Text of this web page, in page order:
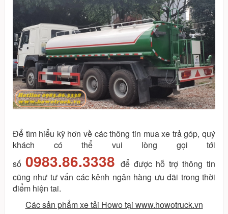
Để tìm hiểu kỹ hơn về các thông tin mua xe trả góp, quý
khách có thể vui lòng gọi tới
số 0983.86.3338 để được hỗ trợ thông tin
cũng như tư vấn các kênh ngân hàng ưu đãi trong thời
điểm hiện tai.
Các sản phẩm xe tải Howo tại www.howotruck.vn